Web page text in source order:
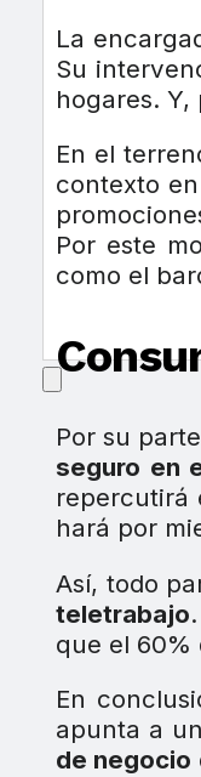
La
Su
hogares.
En el
contexto
Por este
como el
Por su
seguro en
repercutirá
hará por
Así, todo
teletrabajo
que el 60%
En
apunta a
de negocio